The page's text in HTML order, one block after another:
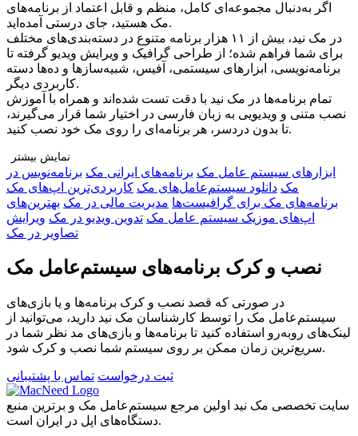
اگر به‌دنبال مجموعه‌ای کامل، منظم و قابل اعتماد از برنامه‌های
مک هستید، جای درستی آمده‌اید.
در مک نید، بیش از ۱۱ هزار برنامه متنوع در دسته‌بندی‌های مختلف
برای شما فراهم شده؛ از طراحی گرافیک و ویرایش ویدیو گرفته تا
برنامه‌نویسی، ابزارهای سیستمی، آفیس، شبیه‌سازها و ده‌ها دسته
کاربردی دیگر.
تمام برنامه‌ها در مک نید با دقت تست شده‌اند و همراه با آموزش
نصب متنی و ویدیویی به زبان فارسی در اختیار شما قرار می‌گیرند،
تا بدون دردسر، هر برنامه‌ای را روی مک خود نصب کنید.
چرا مک نید را انتخاب کنید؟
🔹 تنوع بی‌نظیر: دسترسی به هزاران برنامه در دسته‌بندی‌های
مختلف برای هر نوع نیاز
🔹 راهنمای نصب کامل: آموزش قدم‌به‌قدم متنی و ویدیویی برای هر
برنامه
🔹 پشتیبانی اختصاصی و نصب رایگان: اگر به مشکلی برخوردید، تیم
ما همراه شماست
تجربه‌ها و پرسش و پاسخ
🔹 بروزرسانی مداوم: اضافه شدن برنامه‌های جدید و محبوب
به‌صورت منظم
در سایت ثبت‌نام کنید، پلن مناسب خود را انتخاب کنید و دنیایی از
اپلیکیشن‌های مک را در اختیار داشته باشید. با مک نید، تجربه‌ی
استفاده از مک ساده‌تر، حرفه‌ای‌تر و لذت‌بخش‌تر از همیشه است.
نمایش بیشتر
ابزار‌های سیستم عامل مک برنامه‌های ایرانی مک برنامه‌نویس در
مک دانلود سیستم‌عامل‌های مک کاربردی‌ترین اپ‌های مک
برنامه‌های مک برای گرافیست‌ها مدیریت مالی در مک بهترین‌های
اپ‌های موزیک سیستم عامل مک تدوین ویدیو در مک ویرایش
تصاویر در مک
نصب و کرک برنامه‌های سیستم‌عامل مک
در صورتی که قصد نصب و کرک برنامه‌ها و یا بازی‌های
سیستم‌عامل مک را توسط کارشناسان مک نید دارید، می‌توانید از
لینک‌های رو‌به‌رو استفاده کنید تا برنامه‌ها و بازی‌های مد نظر شما در
سریع‌ترین زمان ممکن بر روی سیستم شما نصب و کرک شود.
ثبت درخواست تماس با پشتیبانی
سایت تخصصی مک نید اولین مرجع سیستم‌عامل مک و برترین منبع
دستگاه‌های اپل در ایران است.